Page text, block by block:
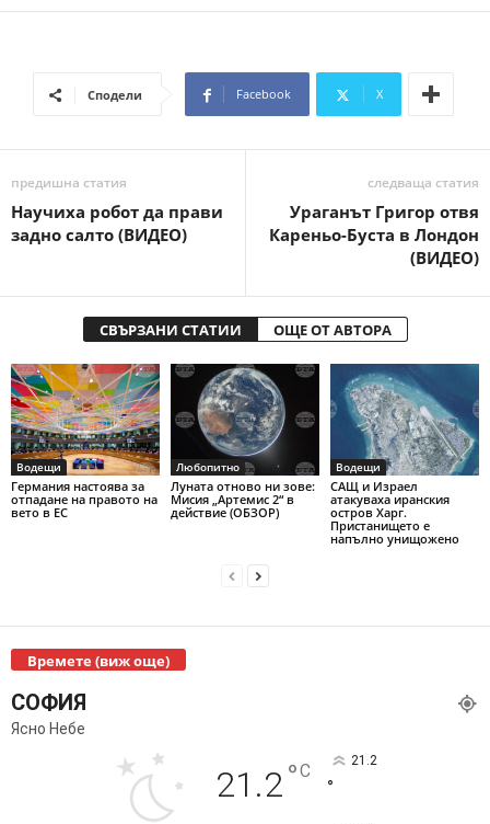
Сподели Facebook X
предишна статия
Научиха робот да прави
задно салто (ВИДЕО)
следваща статия
Ураганът Григор отвя
Кареньо-Буста в Лондон
(ВИДЕО)
СВЪРЗАНИ СТАТИИ ОЩЕ ОТ АВТОРА
Водещи
Германия настоява за
отпадане на правото на
вето в ЕС
Любопитно
Луната отново ни зове:
Мисия „Артемис 2“ в
действие (ОБЗОР)
Водещи
САЩ и Израел
атакуваха иранския
остров Харг.
Пристанището е
напълно унищожено
Времете (виж още)
СОФИЯ
Ясно Небе
21.2°C 21.2
°